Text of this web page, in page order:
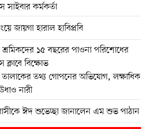
কর্মকর্তা
জায়গা হারাল হাবিপ্রবি
শ্রমিকদের ১৫ বছরের পাওনা পরিশোধের
ক্লাবে বিক্ষোভ
তালাকের তথ্য গোপনের অভিযোগ, লক্ষাধিক
নারী
ঈদ শুভেচ্ছা জানালেন এম শুভ পাঠান